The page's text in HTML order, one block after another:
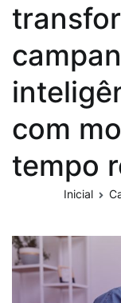
com
tempo
Inicial